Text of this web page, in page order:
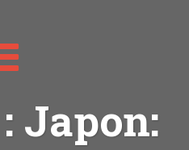
Japon: